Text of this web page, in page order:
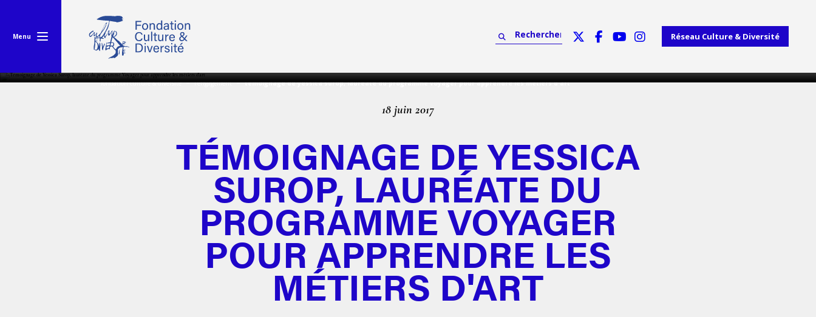
Menu Réseau Culture & Diversité
fondation culture & diversité l'engagement témoignage de yessica surop, lauréate du programme voyager pour apprendre les métiers d'art
18 juin 2017
TÉMOIGNAGE DE YESSICA
SUROP, LAURÉATE DU
PROGRAMME VOYAGER
POUR APPRENDRE LES
MÉTIERS D'ART